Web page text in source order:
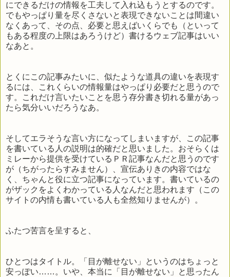
にできるだけの情報を工夫して入れ込もうとするのです。
でもやっぱり量を尽くさないと表現できないことは間違い
なくあって、その点、必要と思えばいくらでも（といって
もある程度の上限はあろうけど）書けるウェブ記事はいい
なあと。
とくにこの記事みたいに、似たような道具の違いを表現す
るには、これくらいの情報量はやっぱり必要だと思うので
す。これだけ言いたいことを思う存分書き切れる量があっ
たら気分いいだろうなあ。
そしてエラそうな言い方になってしまいますが、この記事
を書いている人の説明は的確だと思いました。おそらくは
ミレーから提供を受けているＰＲ記事なんだと思うのです
が（ちがったらすみません）、宣伝ありきの内容ではな
く、ちゃんと役に立つ記事になっています。書いているの
がザックをよくわかっている人なんだと思われます（この
サイトの内情も書いている人も全然知りませんが）。
ふたつ苦言を呈すると、
ひとつはタイトル。「目が離せない」というのはちょっと
安っぽい……。いや、本当に「目が離せない」と思ったん